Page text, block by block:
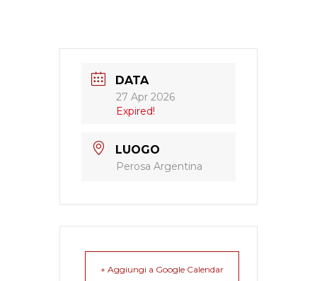
DATA
27 Apr 2026
Expired!
LUOGO
Perosa Argentina
+ Aggiungi a Google Calendar